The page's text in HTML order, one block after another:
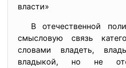
власти»
В отечественной
смысловую связь
словами владеть,
владыкой, но не